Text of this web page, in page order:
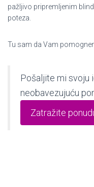
pažljivo pripremljenim
poteza.
Tu sam da Vam
Pošaljite mi svoju
neobavezujuću
Zatražite